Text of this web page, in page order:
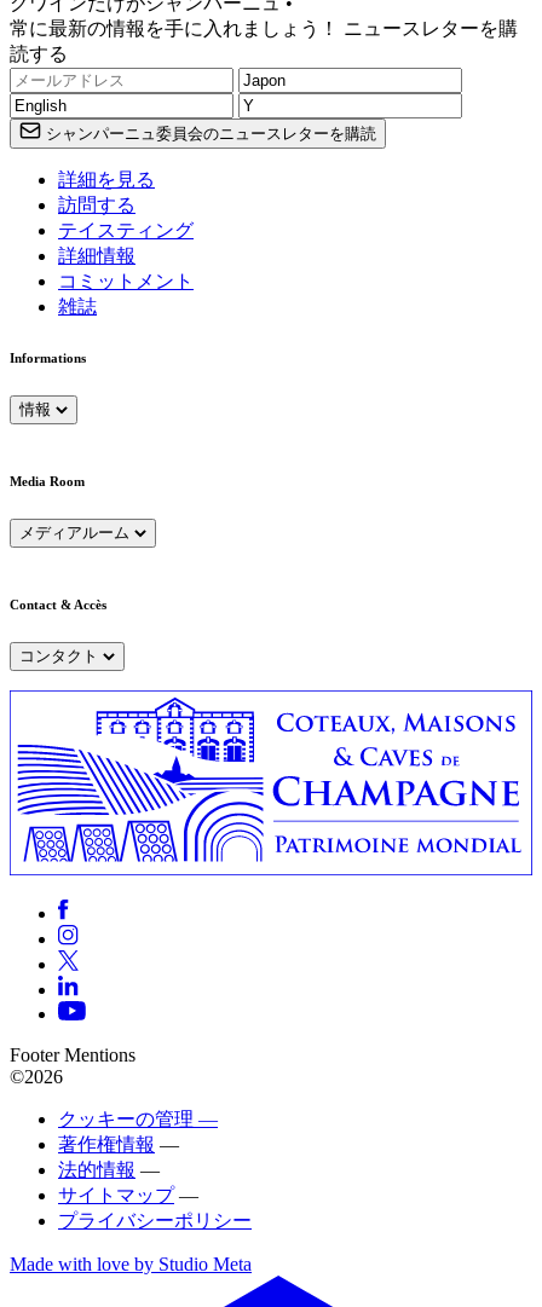
常に最新の情報を手に入れましょう！ ニュースレターを購
読する
シャンパーニュ委員会のニュースレターを購読
詳細を見る
訪問する
テイスティング
詳細情報
コミットメント
雑誌
Informations
情報
Media Room
メディアルーム
Contact & Accès
コンタクト
Footer Mentions
©2026
クッキーの管理 —
著作権情報 —
法的情報 —
サイトマップ —
プライバシーポリシー
Made with love by Studio Meta